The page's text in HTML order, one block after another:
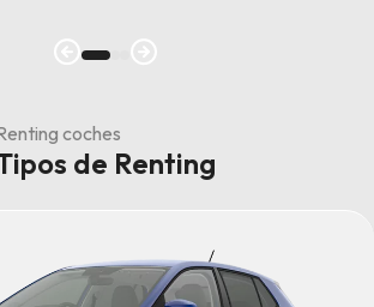
coches
de Renting